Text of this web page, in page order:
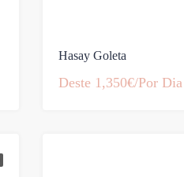
Hasay Goleta
Deste 1,350€/Por Dia